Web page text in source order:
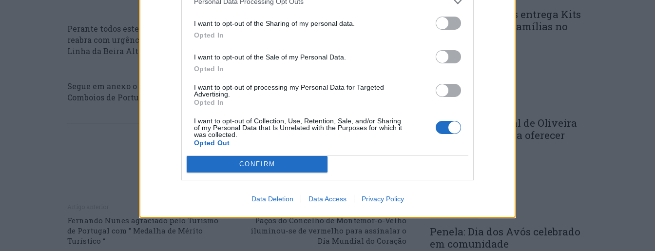
I want to opt-out of the Sharing of my personal data.
Opted In
I want to opt-out of the Sale of my Personal Data.
Opted In
I want to opt-out of processing my Personal Data for Targeted
Advertising.
Opted In
I want to opt-out of Collection, Use, Retention, Sale, and/or Sharing
of my Personal Data that Is Unrelated with the Purposes for which it
was collected.
Opted Out
CONFIRM
Data Deletion Data Access Privacy Policy
Perante todos estes argumentos, a autarquia solicita à CP Comboios de Portugal que
reabra com urgência o Apeadeiro do Pego e que o mesmo seja incluído nos horários da
Linha da Beira Alta.
Segue em anexo o ofício enviado ao presidente do conselho de administração da CP –
Comboios de Portugal EPE.
Fernando Nunes agraciado pelo Turismo
de Portugal com ” Medalha de Mérito
Turístico “
Paços do Concelho de Montemor-o-Velho
iluminou-se de vermelho para assinalar o
Dia Mundial do Coração
Município de Góis entrega Kits
Comunitários às famílias no
30 DE JULHO, 2026
Câmara Municipal de Oliveira
do Hospital volta a oferecer
Penela: Dia dos Avós celebrado
em comunidade